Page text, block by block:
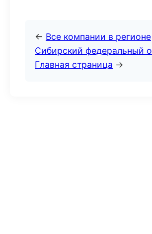
← Все компании в регионе
Сибирский федеральный
Главная страница →